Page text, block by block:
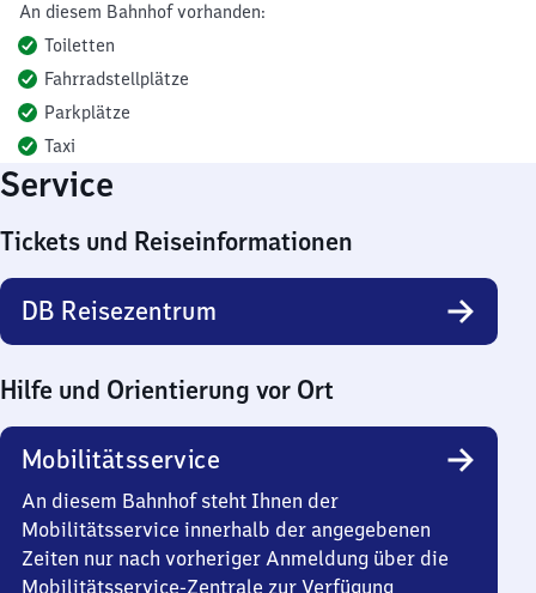
An diesem Bahnhof vorhanden:
Toiletten
Fahrradstellplätze
Parkplätze
Taxi
Service
Tickets und Reiseinformationen
DB Reisezentrum
Hilfe und Orientierung vor Ort
Mobilitätsservice
An diesem Bahnhof steht Ihnen der
Mobilitätsservice innerhalb der angegebenen
Zeiten nur nach vorheriger Anmeldung über die
Mobilitätsservice-Zentrale zur Verfügung